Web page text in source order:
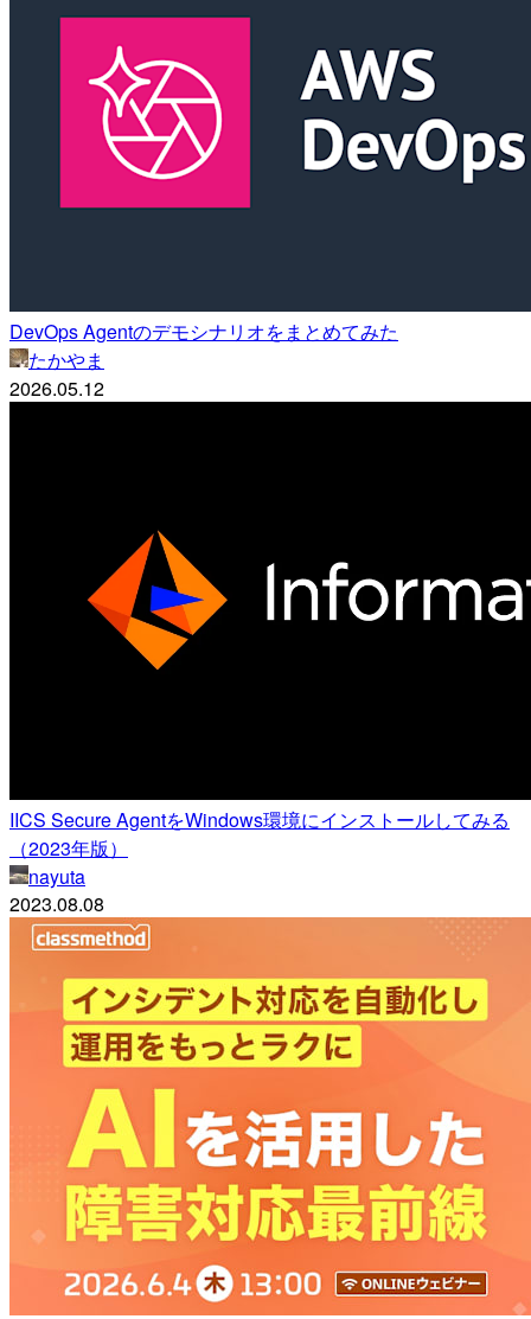
DevOps Agentのデモシナリオをまとめてみた
たかやま
2026.05.12
IICS Secure AgentをWindows環境にインストールしてみる
（2023年版）
nayuta
2023.08.08